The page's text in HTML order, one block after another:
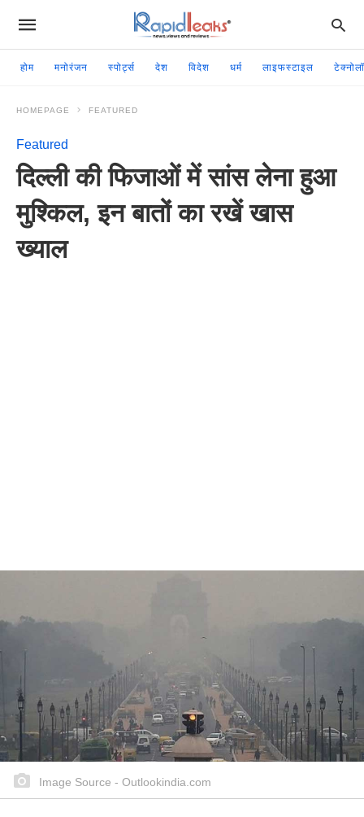
होम मनोरंजन स्पोर्ट्स देश विदेश धर्म लाइफस्टाइल
HOMEPAGE FEATURED
Featured
दिल्ली की फिजाओं में सांस लेना हुआ
मुश्किल, इन बातों का रखें खास
ख्याल
Image Source - Outlookindia.com